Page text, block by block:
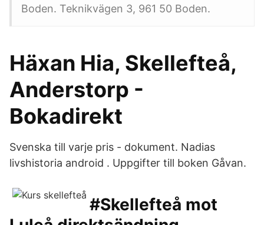
Boden. Teknikvägen 3, 961 50 Boden.
Häxan Hia, Skellefteå,
Anderstorp -
Bokadirekt
Svenska till varje pris - dokument. Nadias
livshistoria android . Uppgifter till boken Gåvan.
#Skellefteå mot